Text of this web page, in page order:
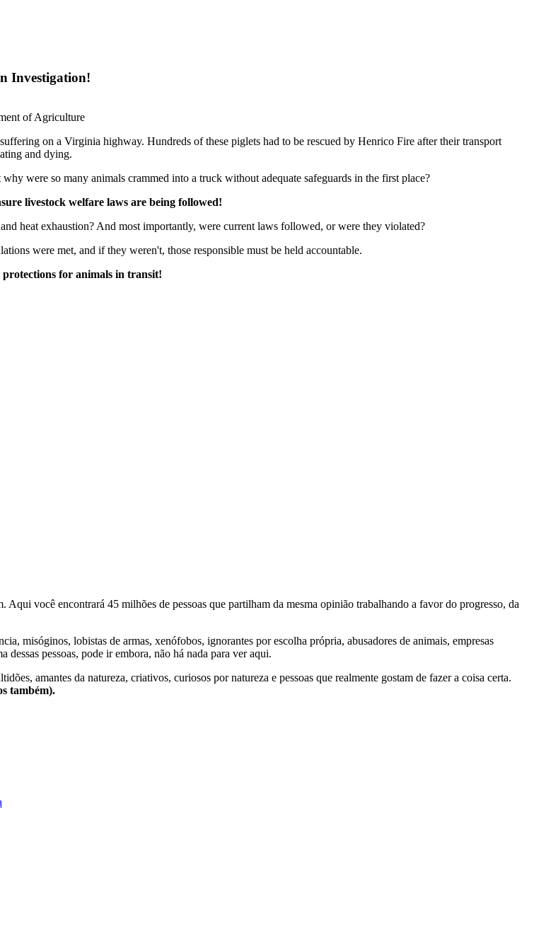
Investigation!
of Agriculture
on a Virginia highway. Hundreds of these piglets had to be rescued by Henrico Fire after their transport
and dying.
were so many animals crammed into a truck without adequate safeguards in the first place?
livestock welfare laws are being followed!
heat exhaustion? And most importantly, were current laws followed, or were they violated?
were met, and if they weren't, those responsible must be held accountable.
for animals in transit!
você encontrará 45 milhões de pessoas que partilham da mesma opinião trabalhando a favor do progresso, da
misóginos, lobistas de armas, xenófobos, ignorantes por escolha própria, abusadores de animais, empresas
pessoas, pode ir embora, não há nada para ver aqui.
amantes da natureza, criativos, curiosos por natureza e pessoas que realmente gostam de fazer a coisa certa.
também).